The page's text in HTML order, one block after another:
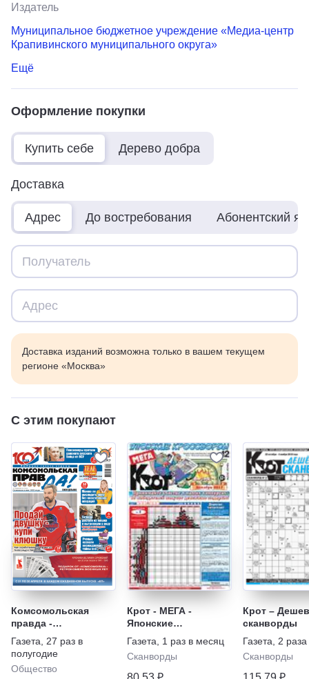
Издатель
Муниципальное бюджетное учреждение «Медиа-центр
Крапивинского муниципального округа»
Ещё
Оформление покупки
Купить себе Дерево добра
Доставка
Адрес До востребования Абонентский
Доставка изданий возможна только в вашем текущем
регионе «Москва»
С этим покупают
Комсомольская
правда -
Еженедельник с
"Телепрограммой"
Газета
27 раз в
полугодие
Общество
Крот - МЕГА -
Японские
кроссворды
Газета
1 раз в месяц
Сканворды
Крот –
сканворды
Газета
2
Сканворды